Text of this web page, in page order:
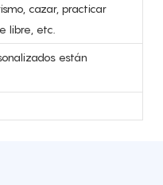
cazar, practicar
libre, etc.
están